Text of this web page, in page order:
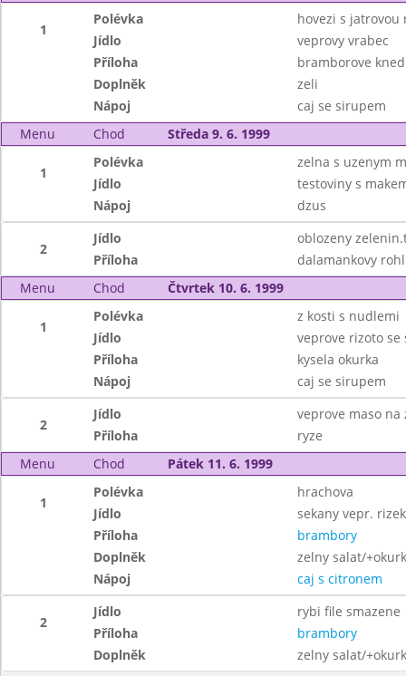
1
Polévka
hovezi s jatrovou
Jídlo
veprovy vrabec
Příloha
bramborove
Doplněk
zeli
Nápoj
caj se sirupem
Menu
Chod Středa 9. 6. 1999
1
Polévka
zelna s uzenym
Jídlo
testoviny s
Nápoj
dzus
2
Jídlo
oblozeny
Příloha
dalamankovy
Menu
Chod Čtvrtek 10. 6. 1999
1
Polévka
z kosti s nudlemi
Jídlo
veprove rizoto se
Příloha
kysela okurka
Nápoj
caj se sirupem
2
Jídlo
veprove maso na
Příloha
ryze
Menu
Chod Pátek 11. 6. 1999
1
Polévka
hrachova
Jídlo
sekany vepr.
Příloha
brambory
Doplněk
zelny salat/
Nápoj
caj s citronem
2
Jídlo
rybi file smazene
Příloha
brambory
Doplněk
zelny salat/